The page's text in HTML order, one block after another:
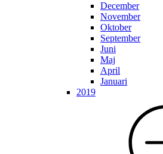
December
November
Oktober
September
Juni
Maj
April
Januari
2019